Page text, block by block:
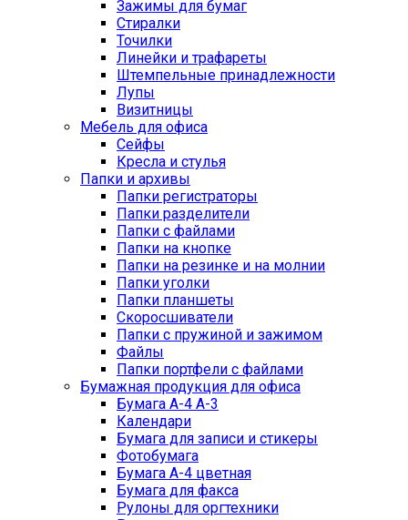
Зажимы для бумаг
Стиралки
Точилки
Линейки и трафареты
Штемпельные принадлежности
Лупы
Визитницы
Мебель для офиса
Сейфы
Кресла и стулья
Папки и архивы
Папки регистраторы
Папки разделители
Папки с файлами
Папки на кнопке
Папки на резинке и на молнии
Папки уголки
Папки планшеты
Скоросшиватели
Папки с пружиной и зажимом
Файлы
Папки портфели с файлами
Бумажная продукция для офиса
Бумага А-4 А-3
Календари
Бумага для записи и стикеры
Фотобумага
Бумага А-4 цветная
Бумага для факса
Рулоны для оргтехники